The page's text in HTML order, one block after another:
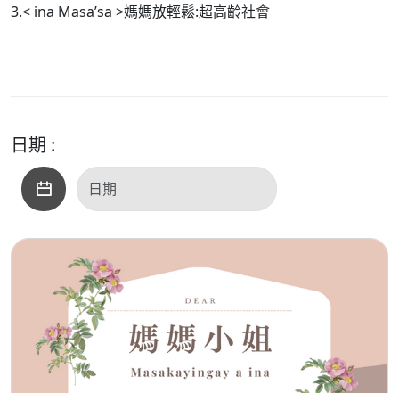
3.< ina Masa’sa >媽媽放輕鬆:超高齡社會
日期 :